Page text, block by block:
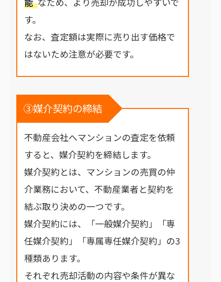
す。
なお、査定額は実際に売り出す価格で
はないため注意が必要です。
③媒介契約の締結
不動産会社へマンションの査定を依頼
すると、媒介契約を締結します。
媒介契約とは、マンションの売買の仲
介業務において、不動産業者と契約を
結ぶ取り決めの一つです。
媒介契約には、「一般媒介契約」「専
任媒介契約」「専属専任媒介契約」の3
種類あります。
それぞれ売却活動の内容や条件が異な